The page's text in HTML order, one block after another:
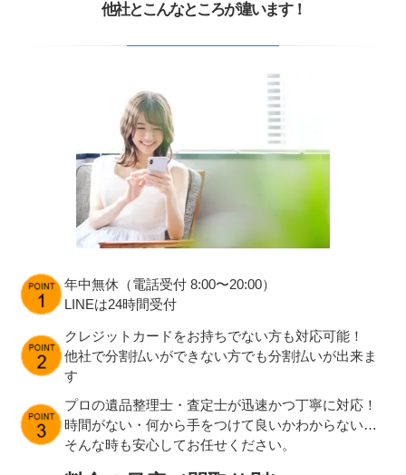
他社とこんなところが違います！
年中無休（電話受付 8:00〜20:00）
LINEは24時間受付
クレジットカードをお持ちでない方も対応可能！
他社で分割払いができない方でも分割払いが出来ま
す
プロの遺品整理士・査定士が迅速かつ丁寧に対応！
時間がない・何から手をつけて良いかわからない…
そんな時も安心してお任せください。